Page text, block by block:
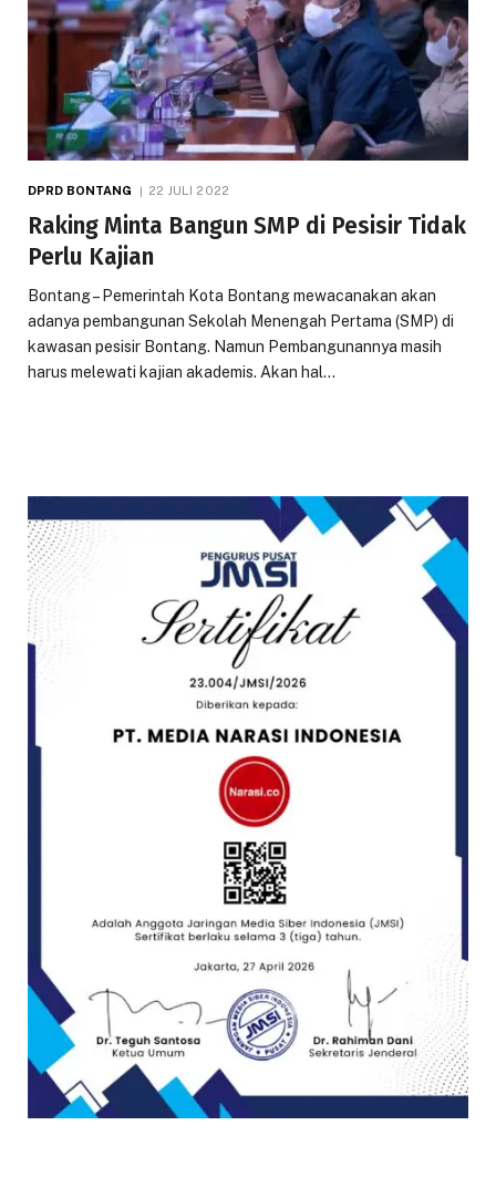
DPRD BONTANG 22 JULI 2022
Raking Minta Bangun SMP di Pesisir Tidak
Perlu Kajian
Bontang – Pemerintah Kota Bontang mewacanakan akan
adanya pembangunan Sekolah Menengah Pertama (SMP) di
kawasan pesisir Bontang. Namun Pembangunannya masih
harus melewati kajian akademis. Akan hal…